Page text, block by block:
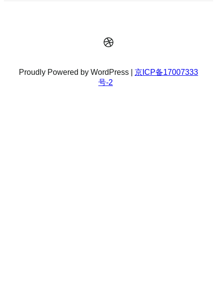
Dribbble
Proudly Powered by WordPress | 京ICP备17007333
号-2